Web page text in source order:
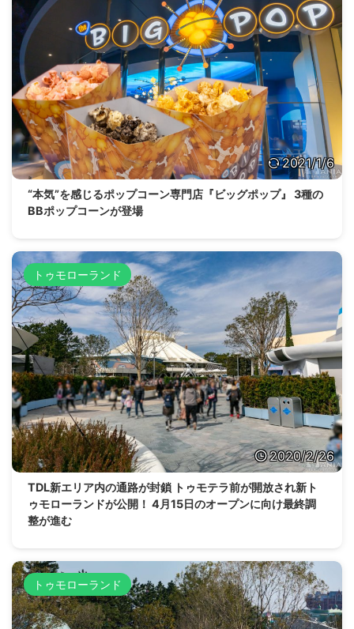
2021/1/6
“本気”を感じるポップコーン専門店『ビッグポップ』 3種の
BBポップコーンが登場
トゥモローランド
2020/2/26
TDL新エリア内の通路が封鎖 トゥモテラ前が開放され新ト
ゥモローランドが公開！ 4月15日のオープンに向け最終調
整が進む
トゥモローランド